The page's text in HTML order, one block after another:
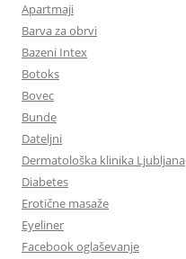
Apartmaji
Barva za obrvi
Bazeni Intex
Botoks
Bovec
Bunde
Dateljni
Dermatološka klinika Ljubljana
Diabetes
Erotične masaže
Eyeliner
Facebook oglaševanje